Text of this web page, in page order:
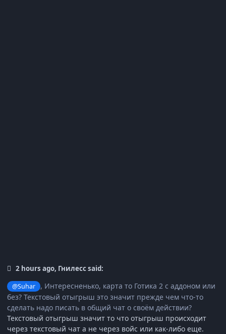
2 hours ago, Гнилесс said:
@Suhar
, Интересненько, карта то Готика 2 с аддоном или
без? Текстовый отыгрыш это значит прежде чем что-то
сделать надо писать в общий чат о своём действии?
Текстовый отыгрыш значит то что отыгрыш происходит
через текстовый чат а не через войс или как-либо еще.